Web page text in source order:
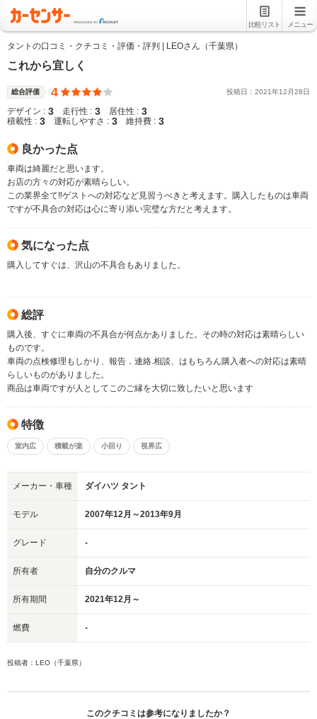
比較リスト メニュー
タントの口コミ・クチコミ・評価・評判 | LEOさん（千葉県）
これから宜しく
総合評価 4 投稿日： 2021年12 月28日
デザイン : 3 走行性 : 3 居住性 : 3
積載性 : 3 運転しやすさ : 3 維持費 : 3
良かった点
車両は綺麗だと思います。
お店の方々の対応が素晴らしい。
この業界全て‼️ゲストへの対応など見習うべきと考えます。購入したものは車両
ですが不具合の対応は心に寄り添い完璧な方だと考えます。
気になった点
購入してすぐは、沢山の不具合もありました。
総評
購入後、すぐに車両の不具合が何点かありました。その時の対応は素晴らしい
ものです。
車両の点検修理もしかり、報告．連絡.相談、はもちろん購入者への対応は素晴
らしいものがありました。
商品は車両ですが人としてこのご縁を大切に致したいと思います
特徴
室内広 積載が楽 小回り 視界広
メーカー・車種 ダイハツ タント
モデル 2007年12月～2013年9月
グレード -
所有者 自分のクルマ
所有期間 2021年12月～
燃費 -
投稿者：LEO（千葉県）
このクチコミは参考になりましたか？